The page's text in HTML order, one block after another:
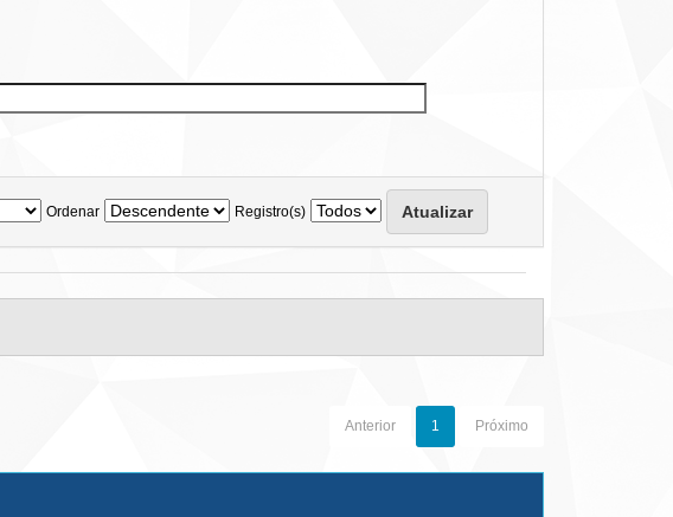
Ordenar Registro(s)
Anterior 1 Próximo